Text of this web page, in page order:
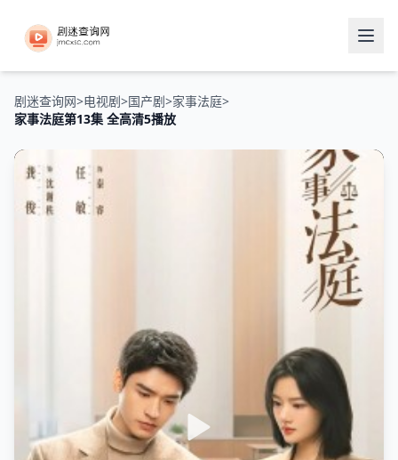
剧迷查询网>电视剧>国产剧>家事法庭>
家事法庭第13集 全高清5播放